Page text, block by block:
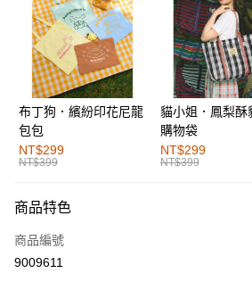
超商取貨付款
LINE Pay
街口支付
運送方式
全家取貨付款
每筆NT$60，滿NT$1,000(含以上)免運費
付款後全家取貨
萊爾富取貨付款
布丁狗．繽紛印花尼龍
包包
NT$299
NT$399
貓小姐．鳳梨酥
購物袋
NT$299
NT$399
商品特色
商品編號
9009611